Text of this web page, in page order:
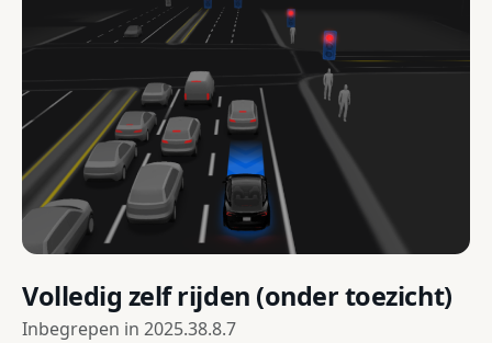
Volledig zelf rijden (onder toezicht)
Inbegrepen in 2025.38.8.7